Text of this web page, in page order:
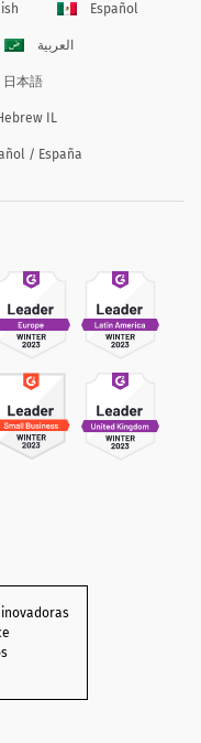
Español
العربية
日本語
IL
/ España